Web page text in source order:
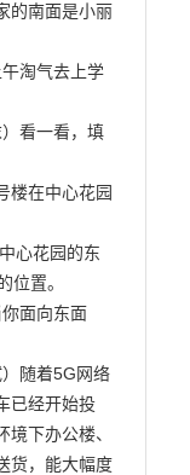
的南面是小丽
淘气去上学
看一看，填
楼在中心花园
心花园的东
位置。
面向东面
随着5G网络
已经开始投
下办公楼、
货，能大幅度